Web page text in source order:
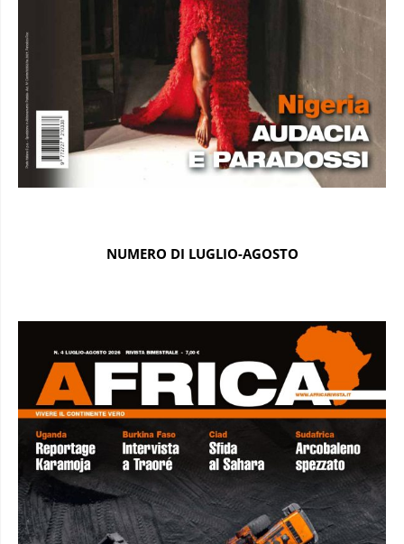
NUMERO DI LUGLIO-AGOSTO